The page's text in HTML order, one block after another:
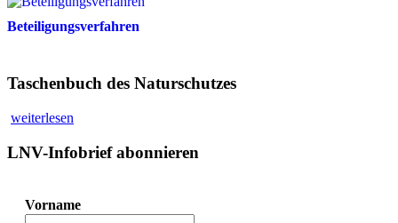
Beteiligungsverfahren
Taschenbuch des Naturschutzes
weiterlesen
LNV-Infobrief abonnieren
Vorname